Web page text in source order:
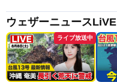
ウェザーニュースLiVE
ライブ放送中